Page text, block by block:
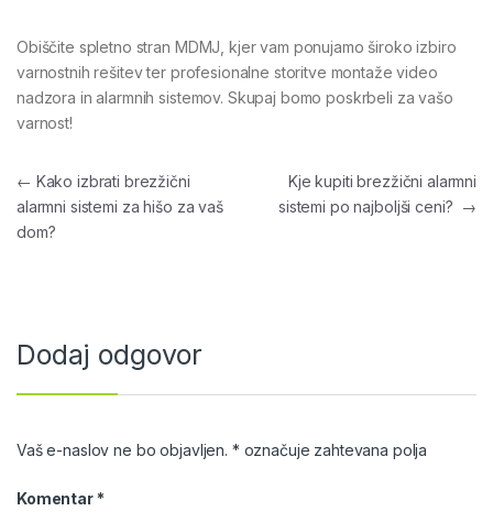
Obiščite spletno stran MDMJ, kjer vam ponujamo široko izbiro
varnostnih rešitev ter profesionalne storitve montaže video
nadzora in alarmnih sistemov. Skupaj bomo poskrbeli za vašo
varnost!
Navigacija prispevka
← Kako izbrati brezžični
alarmni sistemi za hišo za vaš
dom?
Kje kupiti brezžični alarmni
sistemi po najboljši ceni? →
Dodaj odgovor
Vaš e-naslov ne bo objavljen. * označuje zahtevana polja
Komentar *